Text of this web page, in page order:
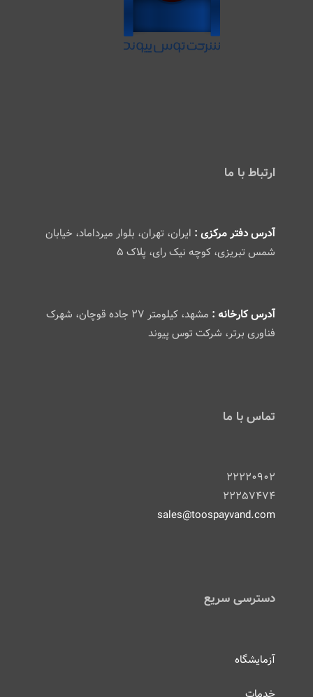
ارتباط با ما
آدرس دفتر مرکزی : ایران، تهران، بلوار میرداماد، خیابان
شمس تبریزی، کوچه نیک رای، پلاک ۵
آدرس کارخانه :
مشهد، کیلومتر ۲۷ جاده قوچان، شهرک
فناوری برتر، شرکت توس پیوند
تماس با ما
۲۲۲۲۰۹۰۲
۲۲۲۵۷۴۷۴
sales@toospayvand.com
دسترسی سریع
آزمایشگاه